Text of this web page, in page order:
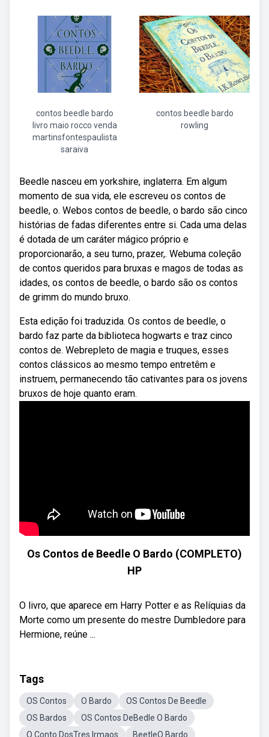
contos beedle bardo
livro maio rocco venda
martinsfontespaulista
saraiva
contos beedle bardo
rowling
Beedle nasceu em yorkshire, inglaterra. Em algum
momento de sua vida, ele escreveu os contos de
beedle, o. Webos contos de beedle, o bardo são cinco
histórias de fadas diferentes entre si. Cada uma delas
é dotada de um caráter mágico próprio e
proporcionarão, a seu turno, prazer,. Webuma coleção
de contos queridos para bruxas e magos de todas as
idades, os contos de beedle, o bardo são os contos
de grimm do mundo bruxo.
Esta edição foi traduzida. Os contos de beedle, o
bardo faz parte da biblioteca hogwarts e traz cinco
contos de. Webrepleto de magia e truques, esses
contos clássicos ao mesmo tempo entretêm e
instruem, permanecendo tão cativantes para os jovens
bruxos de hoje quanto eram.
Os Contos de Beedle O Bardo (COMPLETO)
HP
O livro, que aparece em Harry Potter e as Relíquias da
Morte como um presente do mestre Dumbledore para
Hermione, reúne ...
Tags
OS Contos O Bardo
OS Contos De Beedle
OS Bardos
OS Contos DeBedle O Bardo
O Conto DosTres Irmaos
BeetleO Bardo